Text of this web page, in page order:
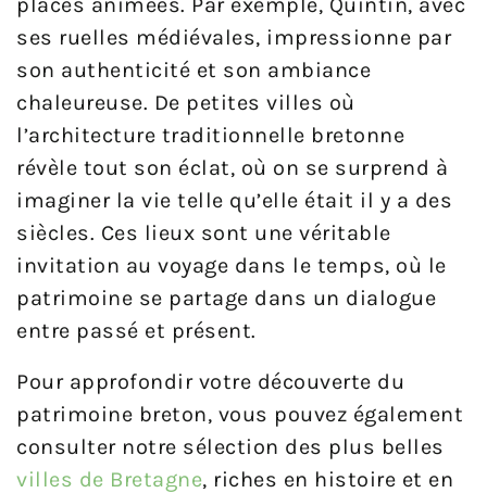
ses ruelles médiévales, impressionne par
son authenticité et son ambiance
chaleureuse. De petites villes où
l’architecture traditionnelle bretonne
révèle tout son éclat, où on se surprend à
imaginer la vie telle qu’elle était il y a des
siècles. Ces lieux sont une véritable
invitation au voyage dans le temps, où le
patrimoine se partage dans un dialogue
entre passé et présent.
Pour approfondir votre découverte du
patrimoine breton, vous pouvez également
consulter notre sélection des plus belles
villes de Bretagne, riches en histoire et en